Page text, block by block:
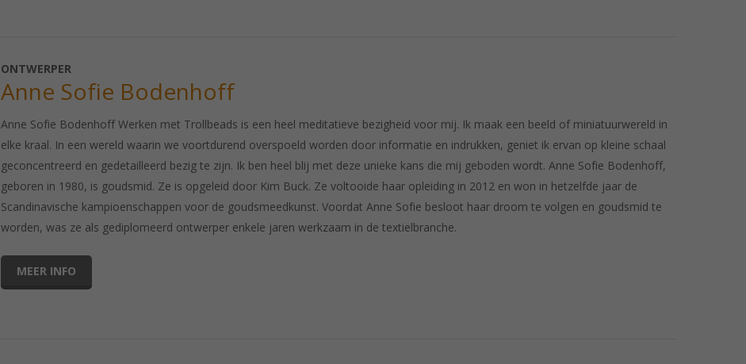
ONTWERPER
Anne Sofie Bodenhoff
Anne Sofie Bodenhoff Werken met Trollbeads is een heel meditatieve bezigheid voor mij. Ik maak een beeld of miniatuurwereld in
elke kraal. In een wereld waarin we voortdurend overspoeld worden door informatie en indrukken, geniet ik ervan op kleine schaal
geconcentreerd en gedetailleerd bezig te zijn. Ik ben heel blij met deze unieke kans die mij geboden wordt. Anne Sofie Bodenhoff,
geboren in 1980, is goudsmid. Ze is opgeleid door Kim Buck. Ze voltooide haar opleiding in 2012 en won in hetzelfde jaar de
Scandinavische kampioenschappen voor de goudsmeedkunst. Voordat Anne Sofie besloot haar droom te volgen en goudsmid te
worden, was ze als gediplomeerd ontwerper enkele jaren werkzaam in de textielbranche.
MEER INFO